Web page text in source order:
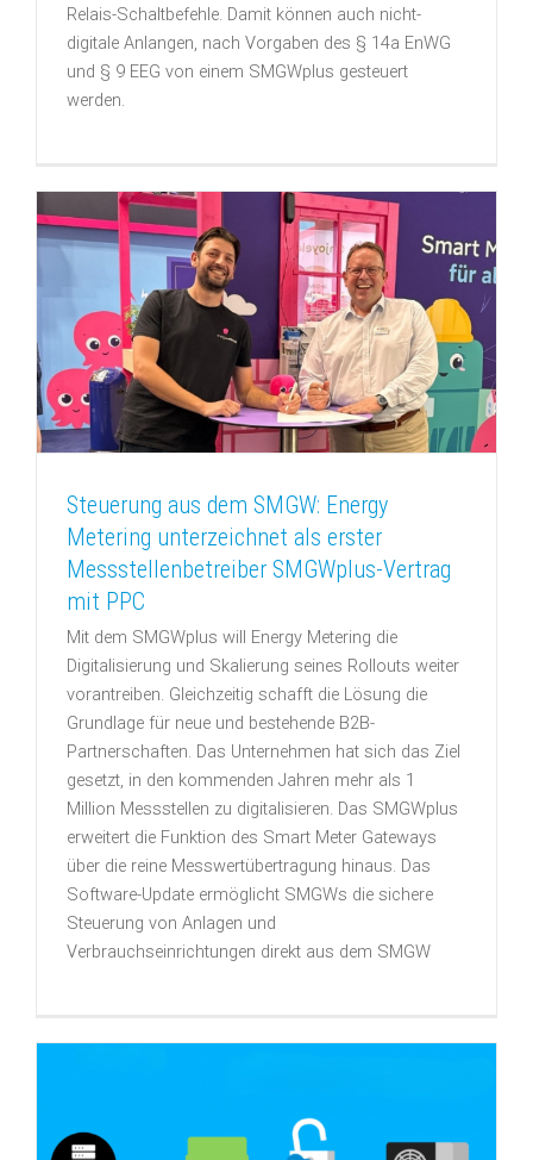
Relais-Schaltbefehle. Damit können auch nicht-
digitale Anlangen, nach Vorgaben des § 14a EnWG
und § 9 EEG von einem SMGWplus gesteuert
werden.
Steuerung aus dem SMGW: Energy
Metering unterzeichnet als erster
Messstellenbetreiber SMGWplus-Vertrag
mit PPC
Mit dem SMGWplus will Energy Metering die
Digitalisierung und Skalierung seines Rollouts weiter
vorantreiben. Gleichzeitig schafft die Lösung die
Grundlage für neue und bestehende B2B-
Partnerschaften. Das Unternehmen hat sich das Ziel
gesetzt, in den kommenden Jahren mehr als 1
Million Messstellen zu digitalisieren. Das SMGWplus
erweitert die Funktion des Smart Meter Gateways
über die reine Messwertübertragung hinaus. Das
Software-Update ermöglicht SMGWs die sichere
Steuerung von Anlagen und
Verbrauchseinrichtungen direkt aus dem SMGW